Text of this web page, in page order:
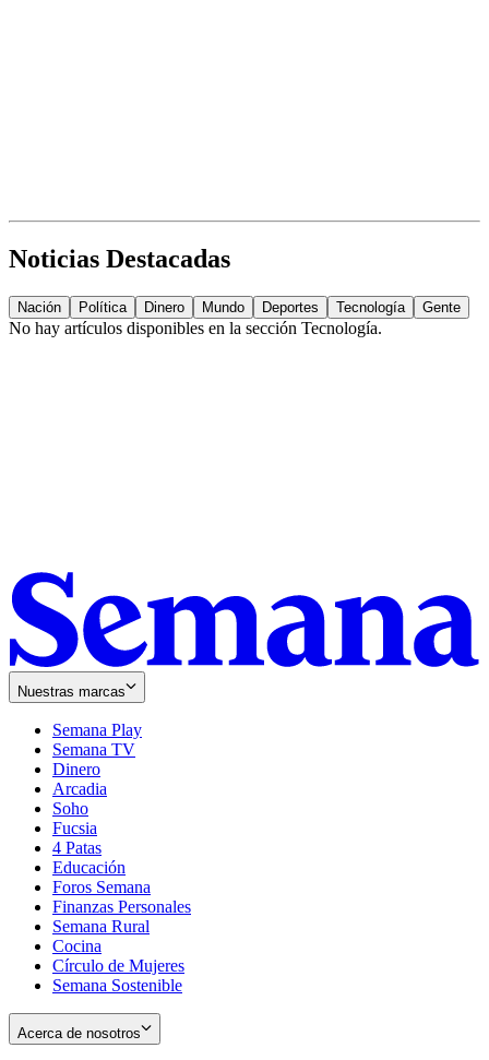
Noticias Destacadas
Nación Política Dinero Mundo Deportes Tecnología Gente
No hay artículos disponibles en la sección Tecnología.
Nuestras marcas
Semana Play
Semana TV
Dinero
Arcadia
Soho
in
new
window
Fucsia
in
new
window
4 Patas
Educación
Foros Semana
Finanzas Personales
Semana Rural
Cocina
Círculo de Mujeres
Semana Sostenible
Acerca de nosotros